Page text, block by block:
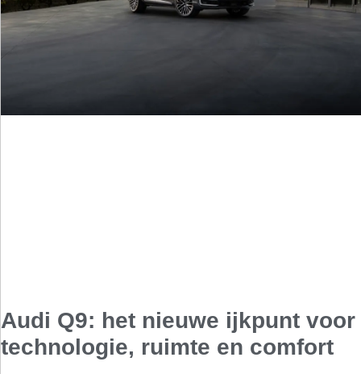
Audi Q9: het nieuwe ijkpunt voor
technologie, ruimte en comfort